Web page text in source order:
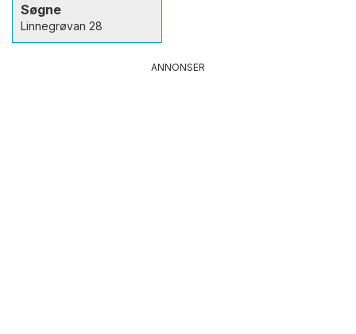
Søgne
Linnegrøvan 28
ANNONSER